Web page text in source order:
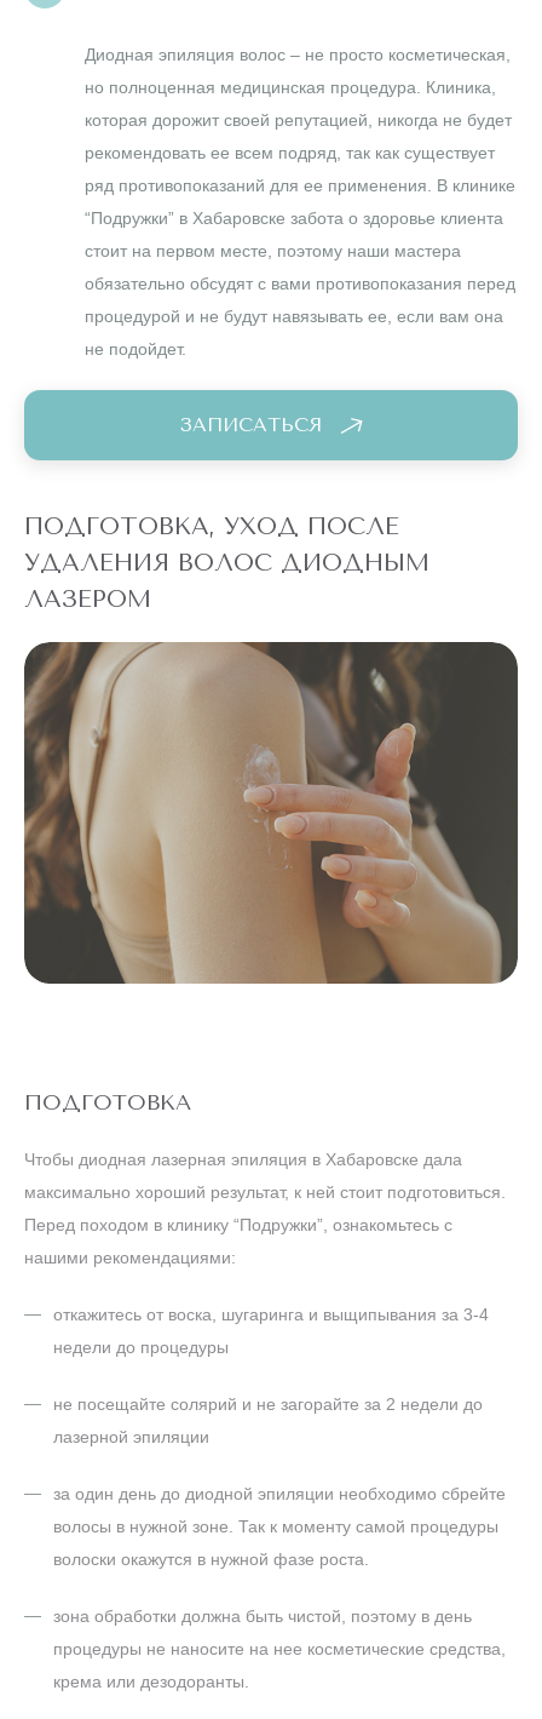
Диодная эпиляция волос – не просто косметическая,
но полноценная медицинская процедура. Клиника,
которая дорожит своей репутацией, никогда не будет
рекомендовать ее всем подряд, так как существует
ряд противопоказаний для ее применения. В клинике
“Подружки” в Хабаровске забота о здоровье клиента
стоит на первом месте, поэтому наши мастера
обязательно обсудят с вами противопоказания перед
процедурой и не будут навязывать ее, если вам она
не подойдет.
ЗАПИСАТЬСЯ
ПОДГОТОВКА, УХОД ПОСЛЕ
УДАЛЕНИЯ ВОЛОС ДИОДНЫМ
ЛАЗЕРОМ
ПОДГОТОВКА
Чтобы диодная лазерная эпиляция в Хабаровске дала
максимально хороший результат, к ней стоит подготовиться.
Перед походом в клинику “Подружки”, ознакомьтесь с
нашими рекомендациями:
откажитесь от воска, шугаринга и выщипывания за 3-4
недели до процедуры
не посещайте солярий и не загорайте за 2 недели до
лазерной эпиляции
за один день до диодной эпиляции необходимо сбрейте
волосы в нужной зоне. Так к моменту самой процедуры
волоски окажутся в нужной фазе роста.
зона обработки должна быть чистой, поэтому в день
процедуры не наносите на нее косметические средства,
крема или дезодоранты.